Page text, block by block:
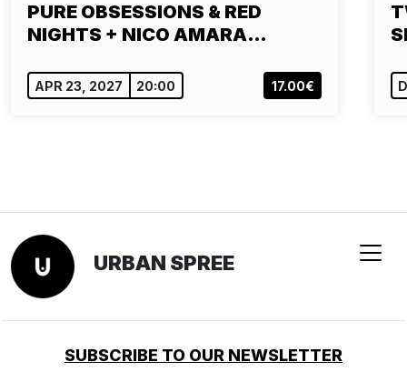
PURE OBSESSIONS & RED
NIGHTS + NICO AMARA…
APR 23, 2027 20:00 17.00€
URBAN SPREE
SUBSCRIBE TO OUR NEWSLETTER